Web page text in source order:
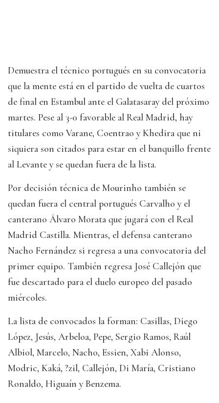
Demuestra el técnico portugués en su convocatoria
que la mente está en el partido de vuelta de cuartos
de final en Estambul ante el Galatasaray del próximo
martes. Pese al 3-0 favorable al Real Madrid, hay
titulares como Varane, Coentrao y Khedira que ni
siquiera son citados para estar en el banquillo frente
al Levante y se quedan fuera de la lista.
Por decisión técnica de Mourinho también se
quedan fuera el central portugués Carvalho y el
canterano Álvaro Morata que jugará con el Real
Madrid Castilla. Mientras, el defensa canterano
Nacho Fernández si regresa a una convocatoria del
primer equipo. También regresa José Callejón que
fue descartado para el duelo europeo del pasado
miércoles.
La lista de convocados la forman: Casillas, Diego
López, Jesús, Arbeloa, Pepe, Sergio Ramos, Raúl
Albiol, Marcelo, Nacho, Essien, Xabi Alonso,
Modric, Kaká, ?zil, Callejón, Di María, Cristiano
Ronaldo, Higuaín y Benzema.